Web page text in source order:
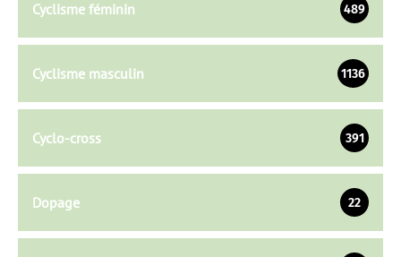
Cyclisme féminin 489
Cyclisme masculin 1136
Cyclo-cross 391
Dopage 22